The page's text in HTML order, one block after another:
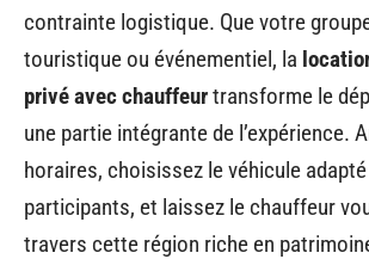
contrainte logistique. Que votre
touristique ou événementiel, la
privé avec chauffeurtransforme le
une partie intégrante de l’expérience.
horaires, choisissez le véhicule
participants, et laissez le chauffeur
travers cette région riche en